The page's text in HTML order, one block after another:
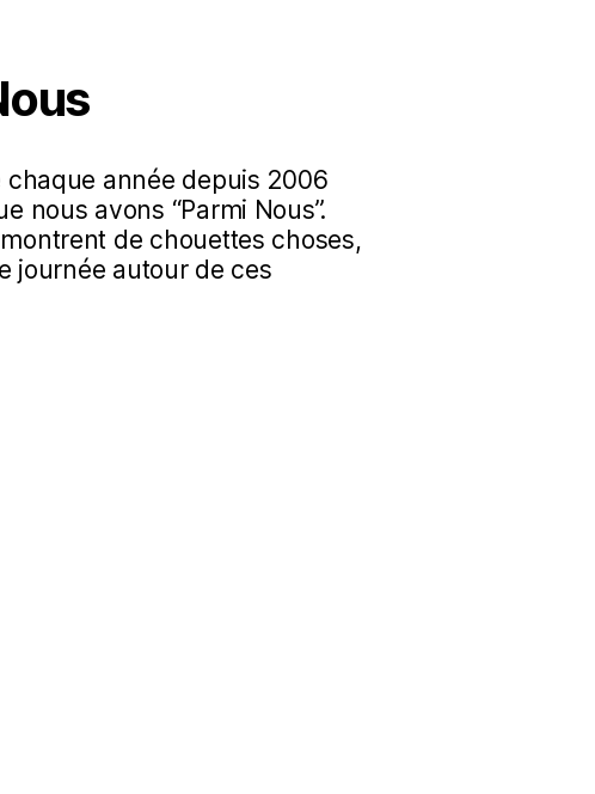
chaque année depuis 2006
nous avons “Parmi Nous”.
de chouettes choses,
journée autour de ces